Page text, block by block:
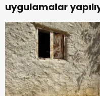
uygulamalar